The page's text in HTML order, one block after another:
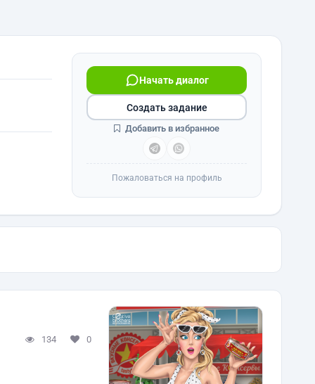
Начать диалог
Создать задание
Добавить в избранное
Пожаловаться на профиль
134 0